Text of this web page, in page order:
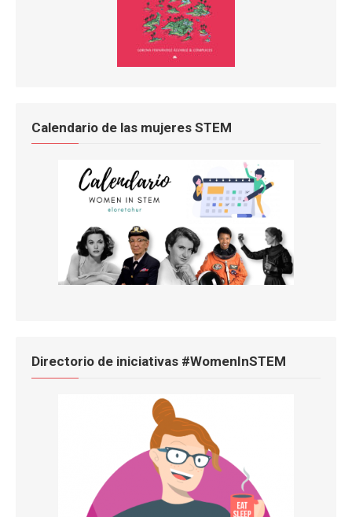
Calendario de las mujeres STEM
Directorio de iniciativas #WomenInSTEM